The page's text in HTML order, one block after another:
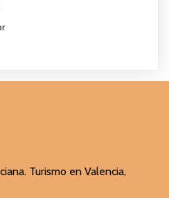
Turismo en Valencia,